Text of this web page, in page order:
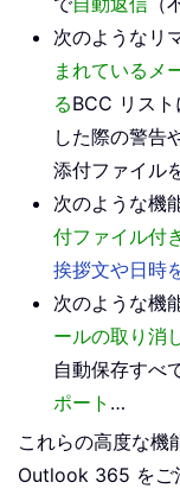
次のようなリ
まれているメ
るBCC リス
した際の警告や
添付ファイル
次のような機
付ファイル付
挨拶文や日時
次のような機
ールの取り消
自動保存すべ
ポート …
これらの高度な
Outlook 365 をご